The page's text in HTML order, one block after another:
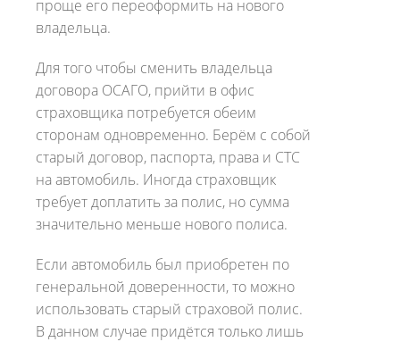
проще его переоформить на нового
владельца.
Для того чтобы сменить владельца
договора ОСАГО, прийти в офис
страховщика потребуется обеим
сторонам одновременно. Берём с собой
старый договор, паспорта, права и СТС
на автомобиль. Иногда страховщик
требует доплатить за полис, но сумма
значительно меньше нового полиса.
Если автомобиль был приобретен по
генеральной доверенности, то можно
использовать старый страховой полис.
В данном случае придётся только лишь